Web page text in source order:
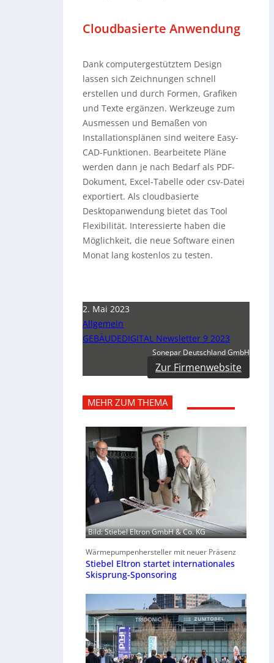
Cloudbasierte Anwendung
Dank computergestütztem Design
lassen sich Zeichnungen schnell
erstellen und durch Formen, Grafiken
und Texte ergänzen. Werkzeuge zum
Ausmessen und Bemaßen von
Installationsplänen sind weitere Easy-
CAD-Funktionen. Bearbeitete Pläne
werden dann je nach Bedarf als PDF-
Dokument, Excel-Tabelle oder csv-Datei
exportiert. Als cloudbasierte
Desktopanwendung bietet das Tool
Flexibilität. Interessierte haben die
Möglichkeit, die neue Software einen
Monat lang kostenlos zu testen.
2. Mai 2023
Allgemein
GEBÄUDEDIGITAL Newsletter 9 2023
Sonepar Deutschland GmbH
Zur Firmenwebsite
MEHR ZUM THEMA
Bild: Stiebel Eltron GmbH & Co. KG
Wärmepumpenhersteller mit neuer Präsenz
Stiebel Eltron startet internationales
Skisprung-Sponsoring